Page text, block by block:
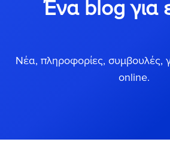
Ένα blog για
Νέα, πληροφορίες, συμβουλές,
online.